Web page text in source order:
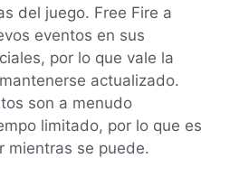
del juego. Free Fire a
eventos en sus
por lo que vale la
actualizado.
son a menudo
limitado, por lo que es
mientras se puede.